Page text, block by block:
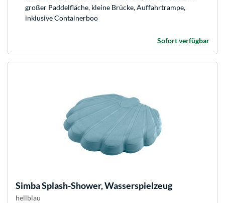
großer Paddelfläche, kleine Brücke, Auffahrtrampe,
inklusive Containerboo
Sofort verfügbar
SimbaSplash-Shower, Wasserspielzeug
hellblau